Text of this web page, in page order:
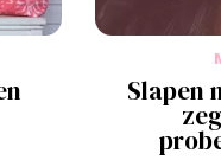
Slapen